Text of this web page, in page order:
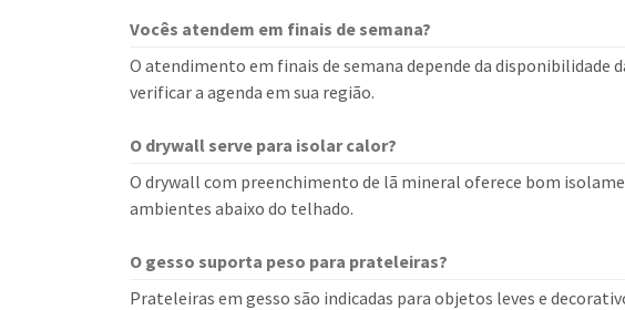
Vocês atendem em finais de semana?
O atendimento em finais de semana depende da disponibilidade
verificar a agenda em sua região.
O drywall serve para isolar calor?
O drywall com preenchimento de lã mineral oferece bom
ambientes abaixo do telhado.
O gesso suporta peso para prateleiras?
Prateleiras em gesso são indicadas para objetos leves e